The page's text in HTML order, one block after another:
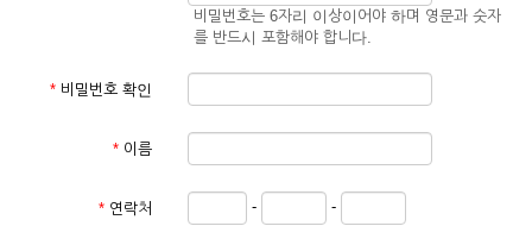
제3조 (약관의 외 준칙)
관계법령의 규정에 따릅니다.
① 서비스 이용계약은 서비스 이용 희망자가 본 약관에 동의한
비밀번호는 6자리 이상이어야 하며 영문과 숫자
를 반드시 포함해야 합니다.
* 비밀번호 확인
* 이름
* 연락처 - -